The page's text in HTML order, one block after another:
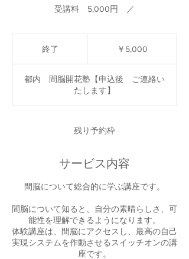
受講料 5,000円 ／
終了 ￥5,000
都内 間脳開花塾【申込後 ご連絡い
たします】
残り予約枠
サービス内容
間脳について総合的に学ぶ講座です。
間脳について知ると、自分の素晴らしさ、可
能性を理解できるようになります。
体験講座は、間脳にアクセスし、最高の自己
実現システムを作動させるスイッチオンの講
座です。